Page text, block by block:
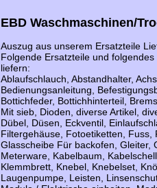
EBD Waschmaschinen/
Auszug aus unserem Ersatzteile
Folgende Ersatzteile und
liefern:
Ablaufschlauch, Abstandhalter,
Bedienungsanleitung,
Bottichfeder, Bottichhinterteil,
Mit sieb, Dioden, diverse Artikel,
Dübel, Düsen, Eckventil,
Filtergehäuse, Fotoetiketten,
Glasscheibe Für backofen, Gleiter,
Meterware, Kabelbaum,
Klemmbrett, Knebel, Knebelset,
Laugenpumpe, Leisten,